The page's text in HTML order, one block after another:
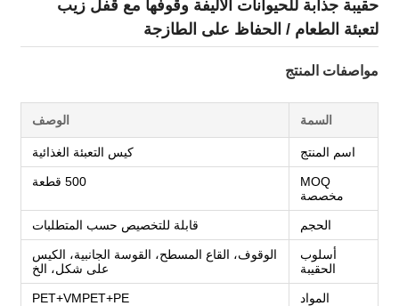
حقيبة جذابة للحيوانات الأليفة وقوفها مع قفل زيب
لتعبئة الطعام / الحفاظ على الطازجة
مواصفات المنتج
السمة الوصف
اسم المنتج كيس التعبئة الغذائية
MOQ
مخصصة
500 قطعة
الحجم قابلة للتخصيص حسب المتطلبات
أسلوب
الحقيبة
الوقوف، القاع المسطح، القوسة الجانبية، الكيس
على شكل، الخ
المواد PET+VMPET+PE